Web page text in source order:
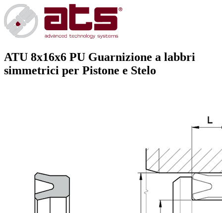
ATU 8x16x6 PU Guarnizione a labbri
simmetrici per Pistone e Stelo